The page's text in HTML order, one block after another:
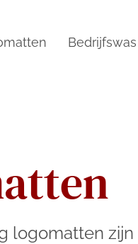
Bedrijfswas
logomatten zijn